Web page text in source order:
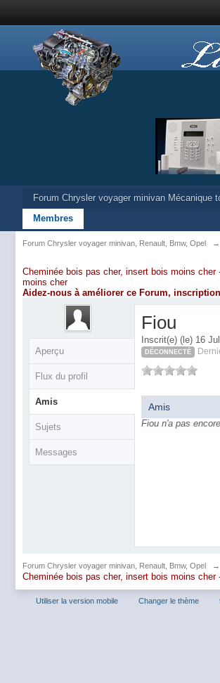
Forum Chrysler voyager minivan Mécanique
Membres
Forum Chrysler voyager minivan, Renault, Bmw, Opel →
Cheminée bois pas cher, insert bois moins cher
moins cher
Aidez-nous à améliorer ce Forum,
Aperçu
Flux du profil
Amis
Sujets
Messages
Fiou
Inscrit(e) (le) 16
DÉCONNECTÉ
Amis
Fiou n'a pas
Forum Chrysler voyager minivan, Renault, Bmw, Opel →
Cheminée bois pas cher, insert bois moins cher
Utiliser la version mobile Changer le thème